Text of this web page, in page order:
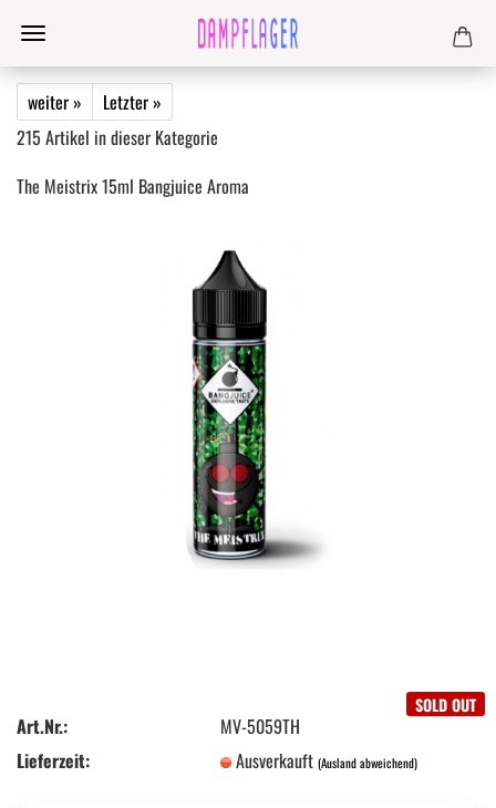
weiter »
Letzter »
215 Artikel in dieser Kategorie
The Meistrix 15ml Bangjuice Aroma
SOLD OUT
Art.Nr.:
MV-5059TH
Lieferzeit:
Ausverkauft(Ausland abweichend)